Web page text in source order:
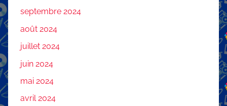
septembre 2024
août 2024
juillet 2024
juin 2024
mai 2024
avril 2024